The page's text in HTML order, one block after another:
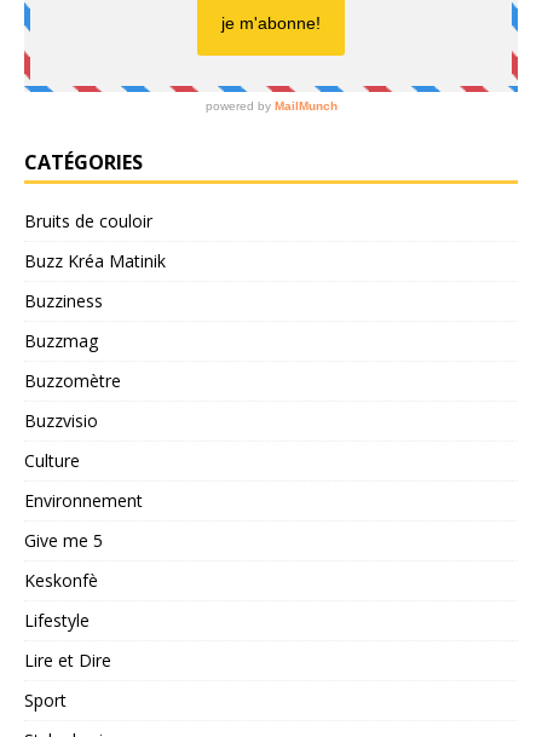
CATÉGORIES
Bruits de couloir
Buzz Kréa Matinik
Buzziness
Buzzmag
Buzzomètre
Buzzvisio
Culture
Environnement
Give me 5
Keskonfè
Lifestyle
Lire et Dire
Sport